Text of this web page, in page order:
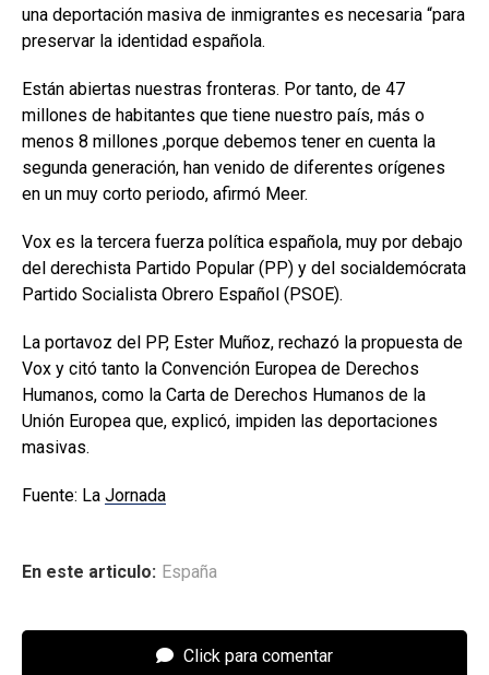
una deportación masiva de inmigrantes es necesaria “para
preservar la identidad española.
Están abiertas nuestras fronteras. Por tanto, de 47
millones de habitantes que tiene nuestro país, más o
menos 8 millones ,porque debemos tener en cuenta la
segunda generación, han venido de diferentes orígenes
en un muy corto periodo, afirmó Meer.
Vox es la tercera fuerza política española, muy por debajo
del derechista Partido Popular (PP) y del socialdemócrata
Partido Socialista Obrero Español (PSOE).
La portavoz del PP, Ester Muñoz, rechazó la propuesta de
Vox y citó tanto la Convención Europea de Derechos
Humanos, como la Carta de Derechos Humanos de la
Unión Europea que, explicó, impiden las deportaciones
masivas.
Fuente: La Jornada
En este articulo: España
Click para comentar